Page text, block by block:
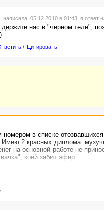
написала 05.12.2010 в 01:43 в ответ
держите нас в "черном теле",
/ Цитировать
в списке
2 красных диплома:
на основной работе не
коей забит эфир.